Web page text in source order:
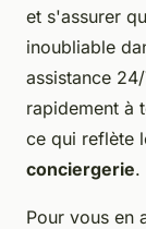
et s'assurer
inoubliable
assistance
rapidement à
ce qui reflète
conciergerie.
Pour vous en